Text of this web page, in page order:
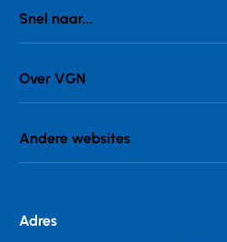
Snel naar...
Over VGN
Andere websites
Adres